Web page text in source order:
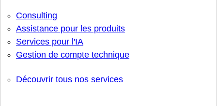
Consulting
Assistance pour les produits
Services pour l'IA
Gestion de compte technique
Découvrir tous nos services